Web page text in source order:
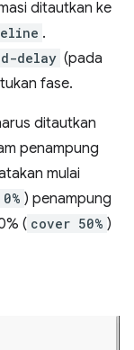
ditautkan ke
.
delay (pada
fase.
ditautkan
penampung
mulai
) penampung
( cover 50% )